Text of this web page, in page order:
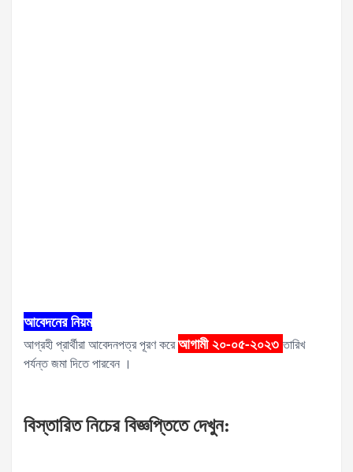
আবেদনের নিয়ম
আগ্রহী প্রার্থীরা আবেদনপত্র পূরণ করেআগামী ২০-০৫-২০২৩তারিখ
পর্যন্ত জমা দিতে পারবেন ।
বিস্তারিত নিচের বিজ্ঞপ্তিতে দেখুন: